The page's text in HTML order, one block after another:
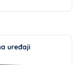
uređaji